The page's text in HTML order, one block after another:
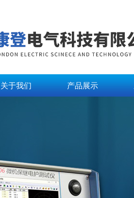
关于我们 产品展示